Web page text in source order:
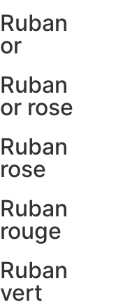
Ruban
or
Ruban
or rose
Ruban
rose
Ruban
rouge
Ruban
vert